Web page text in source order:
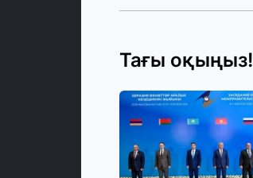
Тағы оқыңыз!